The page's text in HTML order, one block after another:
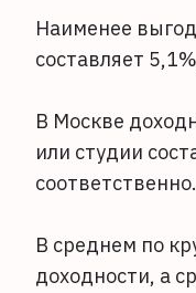
Наименее
составляет
В Москве
или студии
соответственно.
В среднем по
доходности, а